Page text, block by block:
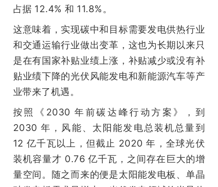
题
爱
占据 12.4% 和 11.8%。
这意味着，实现碳中和目标需要发电供热行业
和交通运输行业做出变革，这也为长期以来只
是在有国家补贴业绩上涨，补贴减少或没有补
贴业绩下降的光伏风能发电和新能源汽车等产
业带来了机遇。
按照《2030 年前碳达峰行动方案》，到
2030 年，风能、太阳能发电总装机总量到
12 亿千瓦以上，但截止 2020 年，全球光伏
装机容量才 0.76 亿千瓦，之间存在巨大的增
量空间。随之而来的便是太阳能发电板、单晶